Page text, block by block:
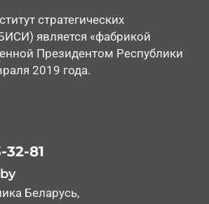
стратегических
является «фабрикой
Президентом Республики
2019 года.
32-81
Беларусь,